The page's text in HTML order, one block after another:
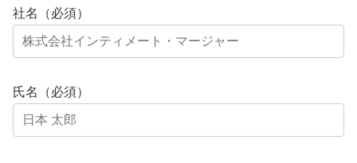
社名（必須）
氏名（必須）